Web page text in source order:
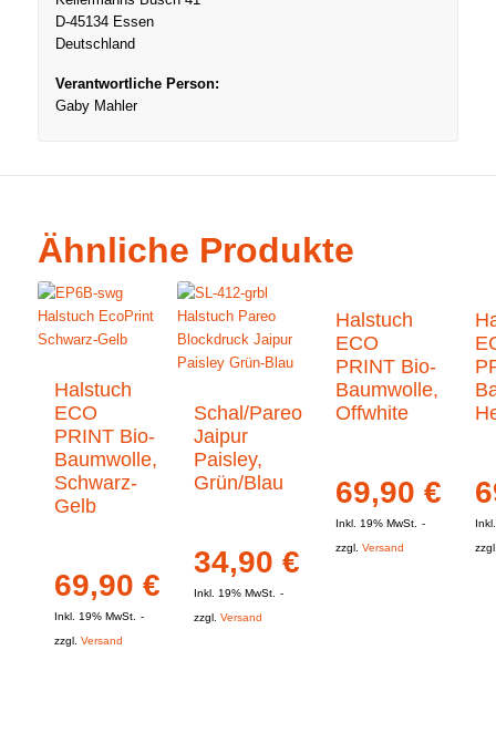
D-45134 Essen
Deutschland
Verantwortliche Person:
Gaby Mahler
Ähnliche Produkte
Halstuch
ECO
PRINT Bio-
Baumwolle,
Schwarz-
Gelb
69,90 €
Inkl. 19% MwSt.
zzgl. Versand
Schal/Pareo
Jaipur
Paisley,
Grün/Blau
34,90 €
Inkl. 19% MwSt.
zzgl. Versand
Halstuch
ECO
PRINT Bio-
Baumwolle,
Offwhite
69,90 €
Inkl. 19% MwSt.
zzgl. Versand